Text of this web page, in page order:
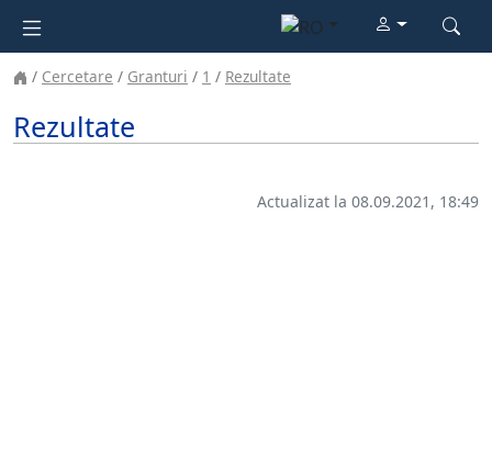
Cercetare Granturi 1 Rezultate
Rezultate
Actualizat la 08.09.2021, 18:49